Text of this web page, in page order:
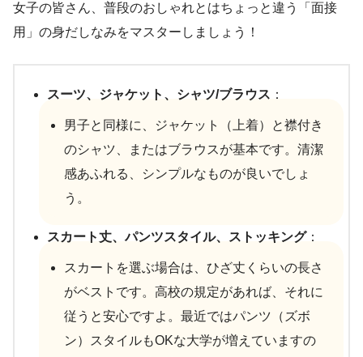
女子の皆さん、普段のおしゃれとはちょっと違う「面接
用」の身だしなみをマスターしましょう！
スーツ、ジャケット、シャツ/ブラウス ：
男子と同様に、ジャケット（上着）と襟付き
のシャツ、またはブラウスが基本です。清潔
感あふれる、シンプルなものが良いでしょ
う。
スカート丈、パンツスタイル、ストッキング：
スカートを選ぶ場合は、ひざ丈くらいの長さ
がベストです。高校の規定があれば、それに
従うと安心ですよ。最近ではパンツ（ズボ
ン）スタイルもOKな大学が増えていますの